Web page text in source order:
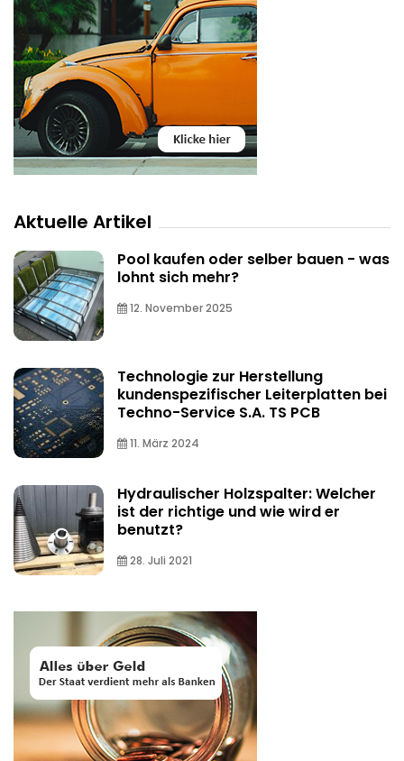
Aktuelle Artikel
Pool kaufen oder selber bauen - was
lohnt sich mehr?
12. November 2025
Technologie zur Herstellung
kundenspezifischer Leiterplatten bei
Techno-Service S.A. TS PCB
11. März 2024
Hydraulischer Holzspalter: Welcher
ist der richtige und wie wird er
benutzt?
28. Juli 2021